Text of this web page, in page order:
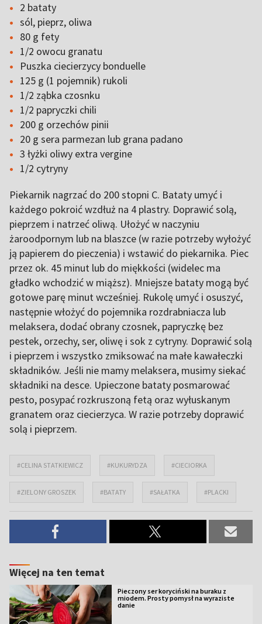
2 bataty
sól, pieprz, oliwa
80 g fety
1/2 owocu granatu
Puszka ciecierzycy bonduelle
125 g (1 pojemnik) rukoli
1/2 ząbka czosnku
1/2 papryczki chili
200 g orzechów pinii
20 g sera parmezan lub grana padano
3 łyżki oliwy extra vergine
1/2 cytryny
Piekarnik nagrzać do 200 stopni C. Bataty umyć i
każdego pokroić wzdłuż na 4 plastry. Doprawić solą,
pieprzem i natrzeć oliwą. Ułożyć w naczyniu
żaroodpornym lub na blaszce (w razie potrzeby wyłożyć
ją papierem do pieczenia) i wstawić do piekarnika. Piec
przez ok. 45 minut lub do miękkości (widelec ma
gładko wchodzić w miąższ). Mniejsze bataty mogą być
gotowe parę minut wcześniej. Rukolę umyć i osuszyć,
następnie włożyć do pojemnika rozdrabniacza lub
melaksera, dodać obrany czosnek, papryczkę bez
pestek, orzechy, ser, oliwę i sok z cytryny. Doprawić solą
i pieprzem i wszystko zmiksować na małe kawałeczki
składników. Jeśli nie mamy melaksera, musimy siekać
składniki na desce. Upieczone bataty posmarować
pesto, posypać rozkruszoną fetą oraz wyłuskanym
granatem oraz ciecierzyca. W razie potrzeby doprawić
solą i pieprzem.
#CELINA STATKIEWICZ #KUKURYDZA #CIECIORKA
#ZIELONY GROSZEK #BATATY #SAŁATKA #PLACKI
Więcej na ten temat
Pieczony ser koryciński na buraku z
miodem. Prosty pomysł na wyraziste
danie